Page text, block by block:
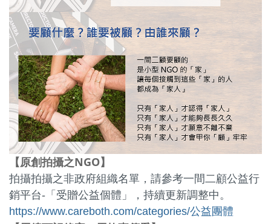
【原創拍攝之NGO】
拍攝拍攝之非政府組織名單，請參考一間二顧公益行
銷平台-「受贈公益個體」，持續更新調整中。
https://www.careboth.com/categories/公益團體